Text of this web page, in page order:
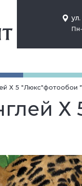
Х 5 "Люкс"фотообои
Х